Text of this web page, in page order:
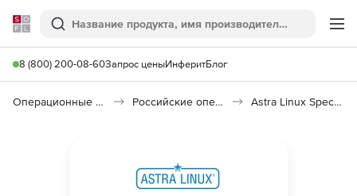
Softline
Поиск
8 (800) 200-08-60Запрос ценыИнферитБлог
Операционные системы Российские операционные системы (Импортозамещение) Astra Linux Special Edition